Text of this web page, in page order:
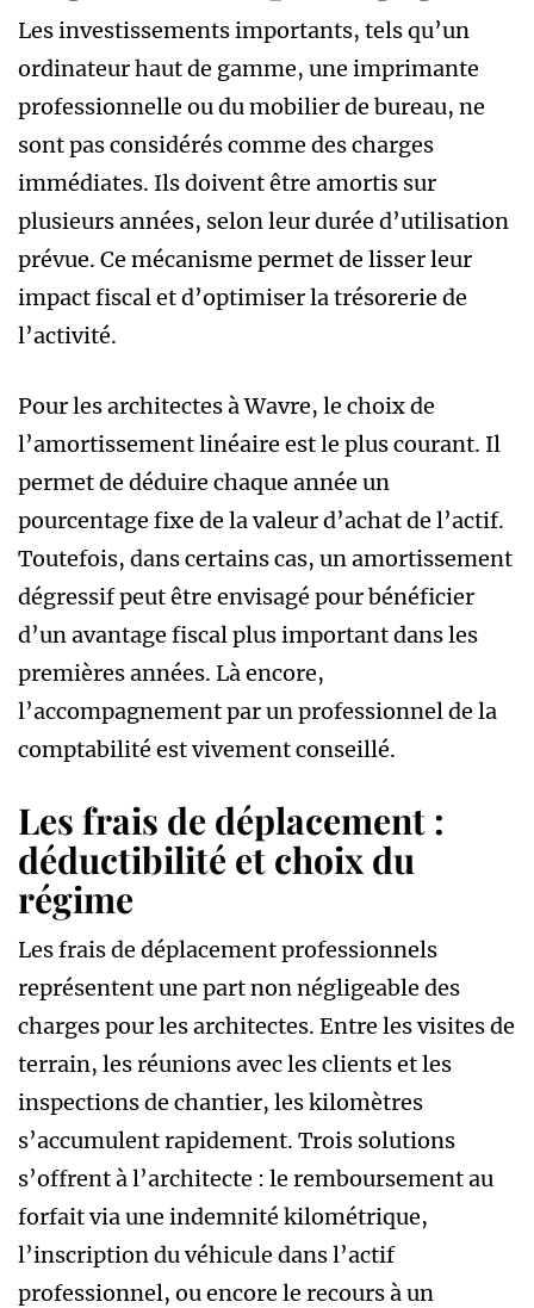
Les investissements importants, tels qu’un
ordinateur haut de gamme, une imprimante
professionnelle ou du mobilier de bureau, ne
sont pas considérés comme des charges
immédiates. Ils doivent être amortis sur
plusieurs années, selon leur durée d’utilisation
prévue. Ce mécanisme permet de lisser leur
impact fiscal et d’optimiser la trésorerie de
l’activité.
Pour les architectes à Wavre, le choix de
l’amortissement linéaire est le plus courant. Il
permet de déduire chaque année un
pourcentage fixe de la valeur d’achat de l’actif.
Toutefois, dans certains cas, un amortissement
dégressif peut être envisagé pour bénéficier
d’un avantage fiscal plus important dans les
premières années. Là encore,
l’accompagnement par un professionnel de la
comptabilité est vivement conseillé.
Les frais de déplacement :
déductibilité et choix du
régime
Les frais de déplacement professionnels
représentent une part non négligeable des
charges pour les architectes. Entre les visites de
terrain, les réunions avec les clients et les
inspections de chantier, les kilomètres
s’accumulent rapidement. Trois solutions
s’offrent à l’architecte : le remboursement au
forfait via une indemnité kilométrique,
l’inscription du véhicule dans l’actif
professionnel, ou encore le recours à un